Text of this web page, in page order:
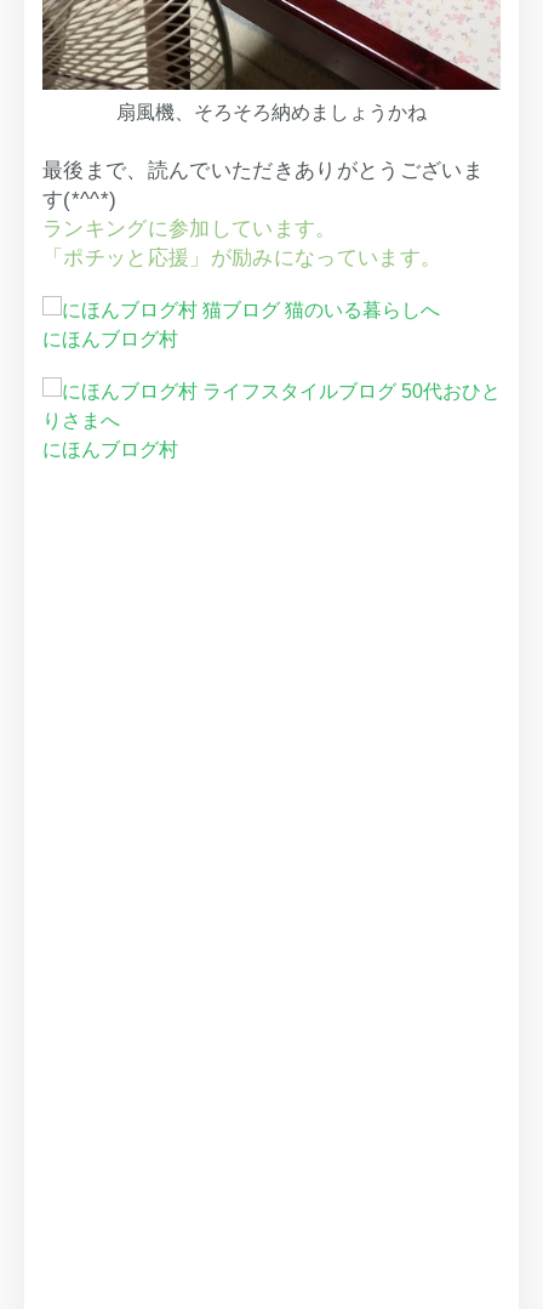
扇風機、そろそろ納めましょうかね
最後まで、読んでいただきありがとうございま
す(*^^*)
ランキングに参加しています。
「ポチッと応援」が励みになっています。
にほんブログ村
にほんブログ村